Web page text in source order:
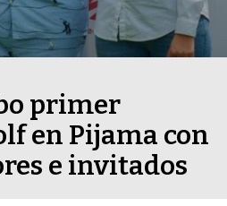
primer
en Pijama con
e invitados